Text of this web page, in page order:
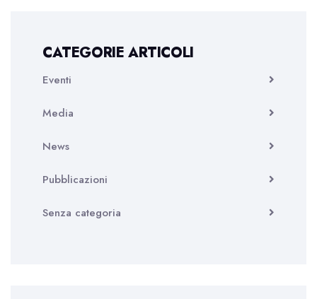
CATEGORIE ARTICOLI
Eventi
Media
News
Pubblicazioni
Senza categoria